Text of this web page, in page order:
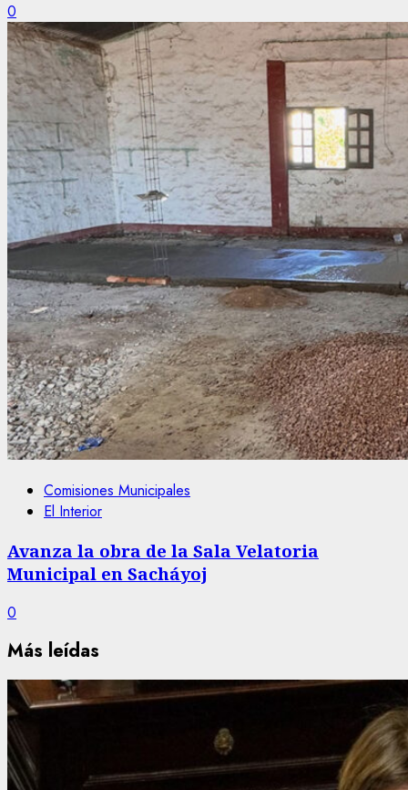
0
Comisiones Municipales
El Interior
Avanza la obra de la Sala Velatoria
Municipal en Sacháyoj
0
Más leídas